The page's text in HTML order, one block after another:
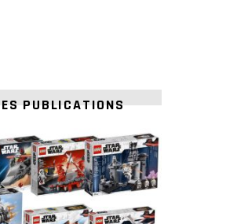
PUBLICATIONS